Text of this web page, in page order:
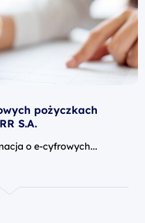
pożyczkach
S.A.
o e-cyfrowych...